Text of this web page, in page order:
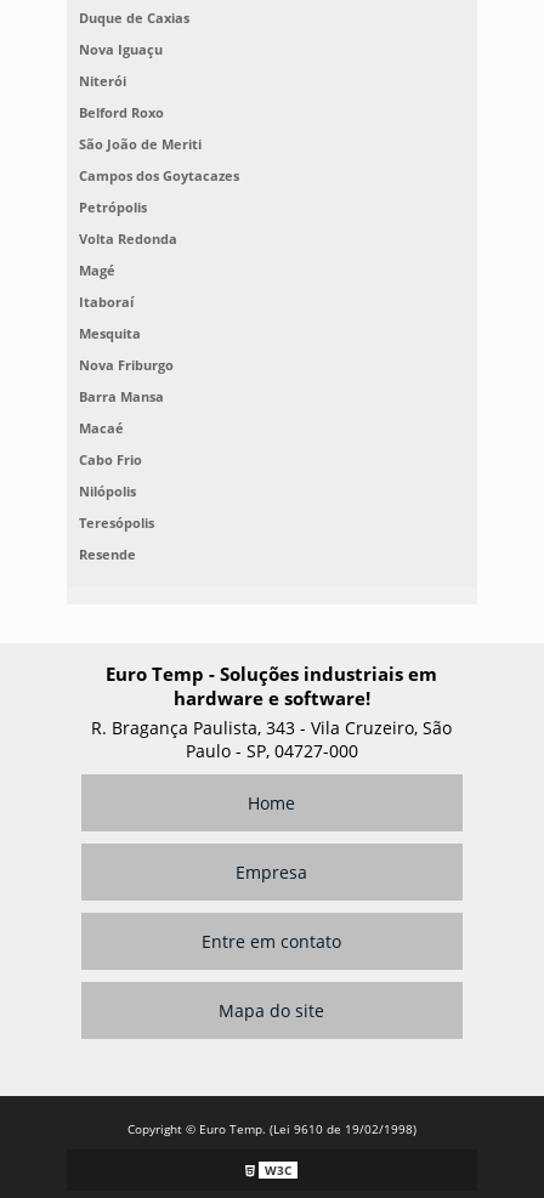
Duque de Caxias
Nova Iguaçu
Niterói
Belford Roxo
São João de Meriti
Campos dos Goytacazes
Petrópolis
Volta Redonda
Magé
Itaboraí
Mesquita
Nova Friburgo
Barra Mansa
Macaé
Cabo Frio
Nilópolis
Teresópolis
Resende
Euro Temp - Soluções industriais em
hardware e software!
R. Bragança Paulista, 343 - Vila Cruzeiro, São
Paulo - SP, 04727-000
Home
Empresa
Entre em contato
Mapa do site
Copyright © Euro Temp. (Lei 9610 de 19/02/1998)
W3C